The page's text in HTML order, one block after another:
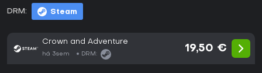
DRM: Steam
Crown and Adventure
há 3sem DRM:
19,50 €